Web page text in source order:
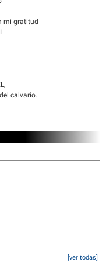
mi gratitud
calvario.
[ver todas]